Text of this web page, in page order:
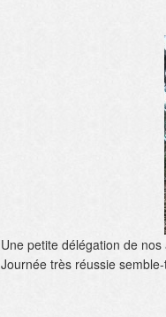
Une petite délégation de
Journée très réussie